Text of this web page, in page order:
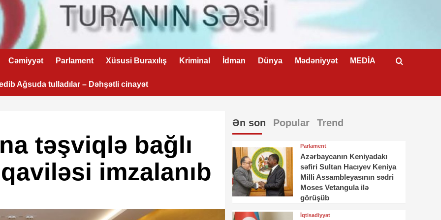
Cəmiyyət Parlament Xüsusi Buraxılış Kriminal İdman Dünya Mədəniyyət MEDİA
Ağsuda tulladılar – Dəhşətli cinayət
təşviqlə bağlı
imzalanıb
Ən son Popular Trend
Parlament
Azərbaycanın Keniyadakı
səfiri Sultan Hacıyev Keniya
Milli Assambleyasının sədri
Moses Vetangula ilə
görüşüb
İqtisadiyyat